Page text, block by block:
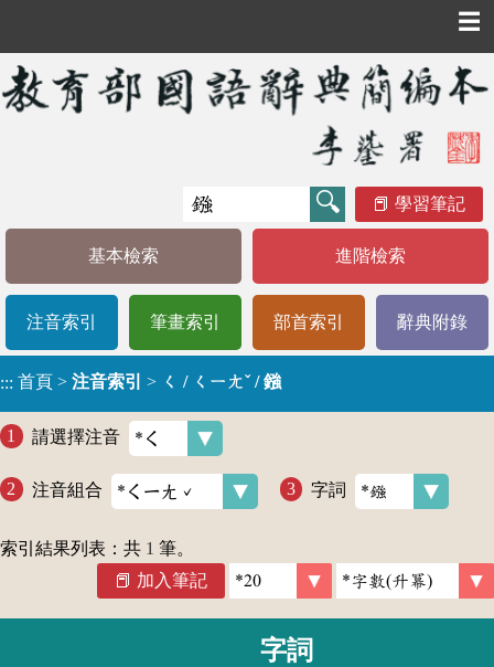
☰
學習筆記
基本檢索 進階檢索
注音索引 筆畫索引 部首索引 辭典附錄
::: 首頁 > 注音索引 > ㄑ / ㄑㄧㄤˇ / 鏹
請選擇注音
注音組合 字詞
索引結果列表：共 1 筆。
加入筆記
字詞